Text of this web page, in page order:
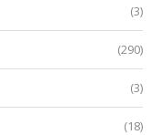
(3)
(290)
(3)
(18)